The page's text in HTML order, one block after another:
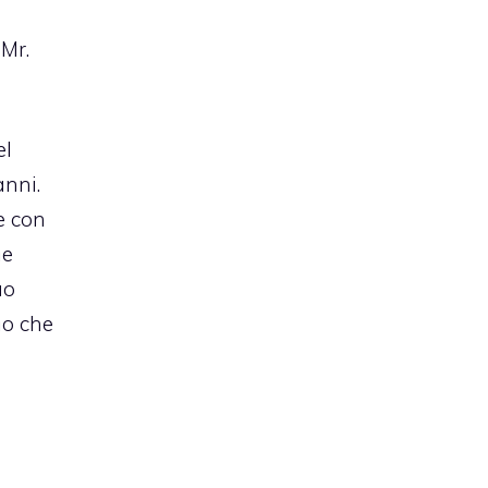
con
che